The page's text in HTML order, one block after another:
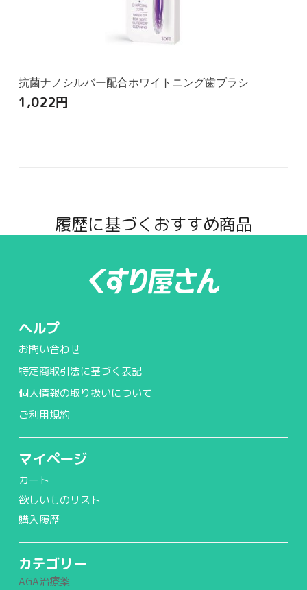
抗菌ナノシルバー配合ホワイトニング歯ブラシ
1,022円
履歴に基づくおすすめ商品
ヘルプ
お問い合わせ
特定商取引法に基づく表記
個人情報の取り扱いについて
ご利用規約
マイページ
カート
欲しいものリスト
購入履歴
カテゴリー
AGA治療薬